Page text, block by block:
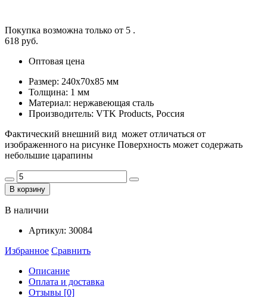
Покупка возможна только от 5 .
618 руб.
Оптовая цена
Размер: 240x70x85 мм
Толщина: 1 мм
Материал: нержавеющая сталь
Производитель: VTK Products, Россия
Фактический внешний вид может отличаться от
изображенного на рисунке Поверхность может содержать
небольшие царапины
В корзину
В наличии
Артикул: 30084
Избранное Сравнить
Описание
Оплата и доставка
Отзывы [0]